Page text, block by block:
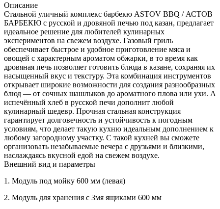
мм)
Количество
Описание
Стальной уличный комплекс барбекю ASTOV BBQ / АСТОВ
БАРБЕКЮ c русской и дровяной печью под казан, предлагает
идеальное решение для любителей кулинарных
экспериментов на свежем воздухе. Газовый гриль
обеспечивает быстрое и удобное приготовление мяса и
овощей с характерным ароматом обжарки, в то время как
дровяная печь позволяет готовить блюда в казане, сохраняя их
насыщенный вкус и текстуру. Эта комбинация инструментов
открывает широкие возможности для создания разнообразных
блюд — от сочных шашлыков до ароматного плова или ухи. А
испечённый хлеб в русской печи дополнит любой
кулинарный шедевр. Прочная стальная конструкция
гарантирует долговечность и устойчивость к погодным
условиям, что делает такую кухню идеальным дополнением к
любому загородному участку. С такой кухней вы сможете
организовать незабываемые вечера с друзьями и близкими,
наслаждаясь вкусной едой на свежем воздухе.
Внешний вид и параметры
1. Модуль под мойку 600 мм (левая)
2. Модуль для хранения с 3мя ящиками 600 мм